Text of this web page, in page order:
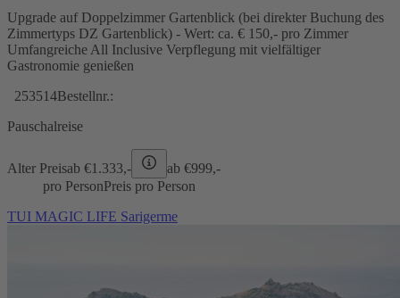
Upgrade auf Doppelzimmer Gartenblick (bei direkter Buchung des
Zimmertyps DZ Gartenblick) - Wert: ca. € 150,- pro Zimmer
Umfangreiche All Inclusive Verpflegung mit vielfältiger
Gastronomie genießen
253514Bestellnr.:
Pauschalreise
Alter Preisab €1.333,- ab €999,-
pro PersonPreis pro Person
TUI MAGIC LIFE Sarigerme